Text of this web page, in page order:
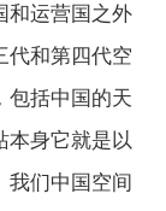
和运营国之外
代和第四代空
包括中国的天
本身它就是以
我们中国空间